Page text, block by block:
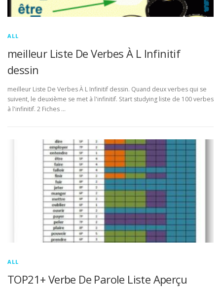
ALL
meilleur Liste De Verbes À L Infinitif
dessin
meilleur Liste De Verbes À L Infinitif dessin. Quand deux verbes qui se
suivent, le deuxième se met à l'infinitif. Start studying liste de 100 verbes
à l'infinitif. 2 Fiches …
ALL
TOP21+ Verbe De Parole Liste Aperçu